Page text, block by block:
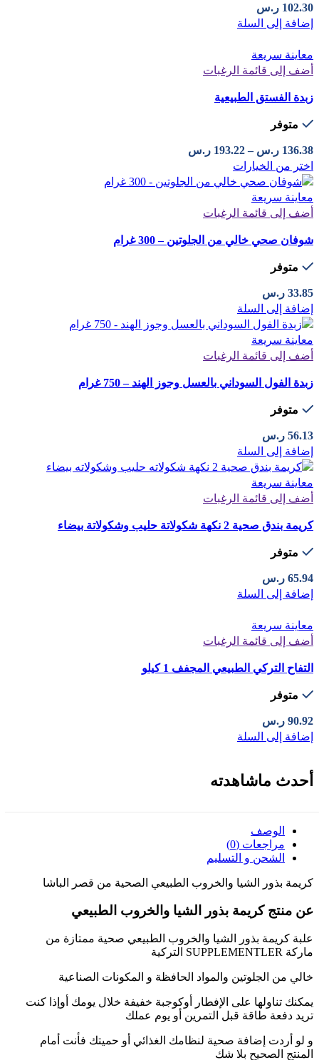
102.30 ر.س
إضافة إلى السلة
معاينة سريعة
أضف إلى قائمة الرغبات
زبدة الفستق الطبيعية
متوفر
136.38 ر.س –
193.22 ر.س
من
اختر من الخيارات
العديد
الأشكال
لهذا
على
المنتج
معاينة سريعة
أضف إلى قائمة الرغبات
شوفان صحي خالي من الجلوتين – 300 غرام
متوفر
33.85 ر.س
إضافة إلى السلة
معاينة سريعة
أضف إلى قائمة الرغبات
زبدة الفول السوداني بالعسل وجوز الهند – 750 غرام
متوفر
56.13 ر.س
إضافة إلى السلة
معاينة سريعة
أضف إلى قائمة الرغبات
كريمة بندق صحية 2 نكهة شكولاتة حليب وشكولاتة بيضاء
متوفر
65.94 ر.س
إضافة إلى السلة
معاينة سريعة
أضف إلى قائمة الرغبات
التفاح التركي الطبيعي المجفف 1 كيلو
متوفر
90.92 ر.س
إضافة إلى السلة
أحدث ماشاهدته
الوصف
مراجعات (0)
الشحن و التسليم
كريمة بذور الشيا والخروب الطبيعي الصحية من قصر الباشا
عن منتج كريمة بذور الشيا والخروب الطبيعي
علبة كريمة بذور الشيا والخروب الطبيعي صحية ممتازة من
ماركة SUPPLEMENTLER التركية
خالي من الجلوتين والمواد الحافظة و المكونات الصناعية
يمكنك تناولها على الإفطار أوكوجبة خفيفة خلال يومك أوإذا كنت
تريد دفعة طاقة قبل التمرين أو يوم عملك
و لو أردت إضافة صحية لنظامك الغذائي أو حميتك فأنت أمام
المنتج الصحيح بلا شك